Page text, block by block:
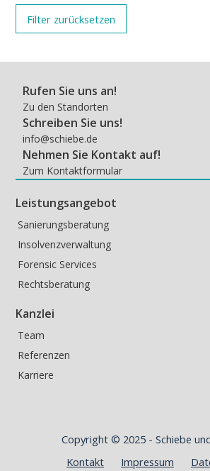
Rufen Sie uns an!
Zu den Standorten
Schreiben Sie uns!
info@schiebe.de
Nehmen Sie Kontakt auf!
Zum Kontaktformular
Leistungsangebot
Sanierungsberatung
Insolvenzverwaltung
Forensic Services
Rechtsberatung
Kanzlei
Team
Referenzen
Karriere
Copyright © 2025 - Schiebe
Kontakt
Impressum